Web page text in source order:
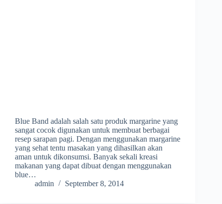
Blue Band adalah salah satu produk margarine yang
sangat cocok digunakan untuk membuat berbagai
resep sarapan pagi. Dengan menggunakan margarine
yang sehat tentu masakan yang dihasilkan akan
aman untuk dikonsumsi. Banyak sekali kreasi
makanan yang dapat dibuat dengan menggunakan
blue…
admin
September 8, 2014